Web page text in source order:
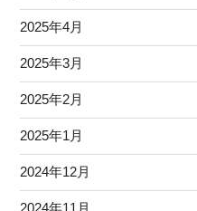
2025年4月
2025年3月
2025年2月
2025年1月
2024年12月